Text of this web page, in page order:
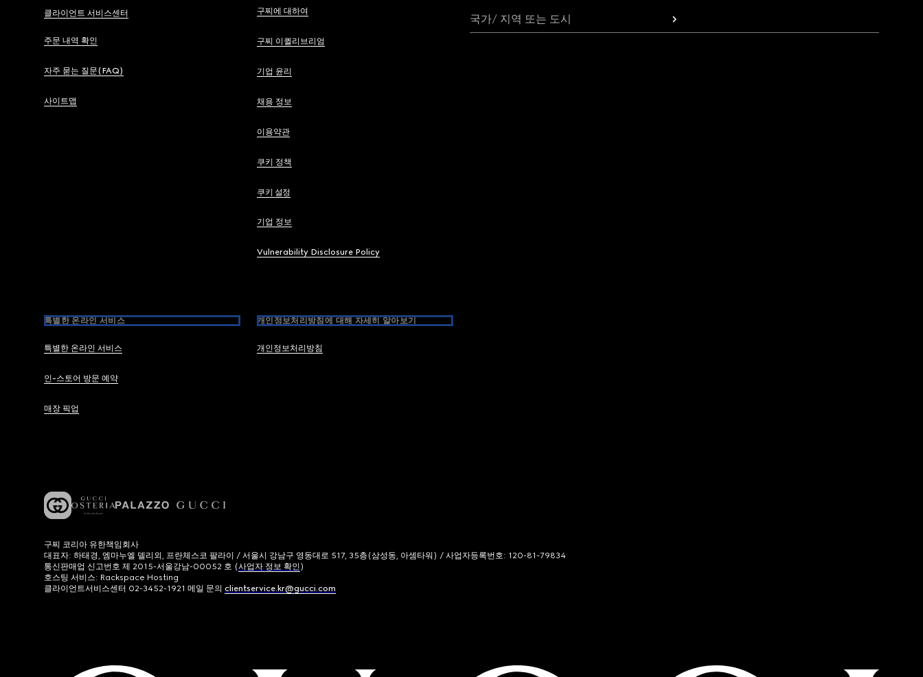
클라이언트 서비스센터
주문 내역 확인
자주 묻는 질문(FAQ)
사이트맵
구찌에 대하여
구찌 이퀼리브리엄
기업 윤리
채용 정보
이용약관
쿠키 정책
쿠키 설정
기업 정보
Vulnerability Disclosure Policy
특별한 온라인 서비스
특별한 온라인 서비스
인-스토어 방문 예약
매장 픽업
개인정보처리방침에 대해 자세히 알아보기
개인정보처리방침
국가/ 지역 또는 도시
구찌 코리아 유한책임회사
대표자: 하태경, 엠마누엘 델리외, 프란체스코 팔라이 / 서울시 강남구 영동대로 517, 35층(삼성동, 아셈타워) / 사업자등록번호: 120-81-79834
통신판매업 신고번호 제 2015-서울강남-00052 호 (사업자 정보 확인)
호스팅 서비스: Rackspace Hosting
클라이언트서비스센터 02-3452-1921 메일 문의 clientservice.kr@gucci.com